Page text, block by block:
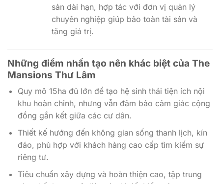
tăng giá trị.
Những điểm nhấn tạo nên khác biệt của The
Quy mô 15ha đủ lớn để tạo hệ sinh thái tiện ích nội
khu hoàn chỉnh, nhưng vẫn đảm bảo cảm giác cộng
đồng gắn kết giữa các cư dân.
Thiết kế hướng đến không gian sống thanh lịch, kín
đáo, phù hợp với khách hàng cao cấp tìm kiếm sự
riêng tư.
Tiêu chuẩn xây dựng và hoàn thiện cao, tập trung
vào chất lượng vật liệu và chi tiết kiến trúc.
Dịch vụ vận hành chuyên nghiệp, quản lý 24/7 và